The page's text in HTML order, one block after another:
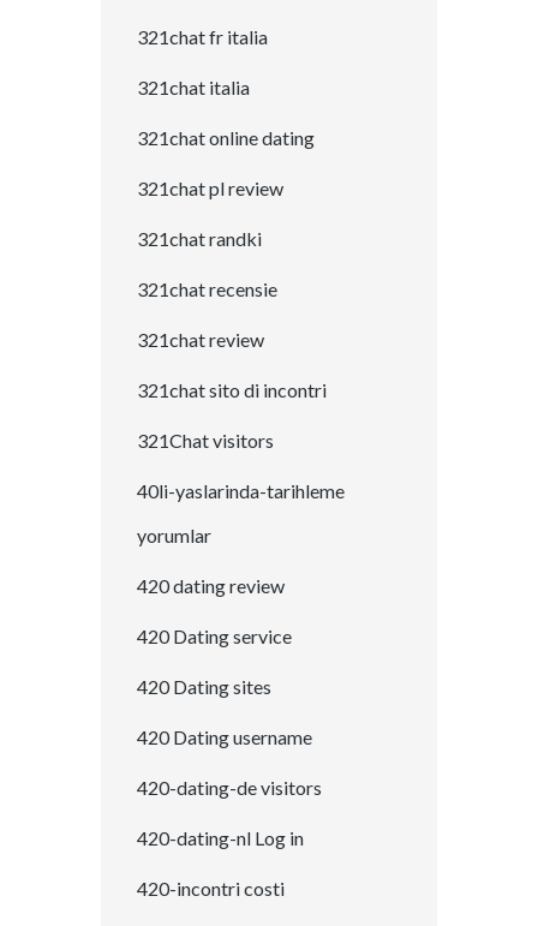
321chat fr italia
321chat italia
321chat online dating
321chat pl review
321chat randki
321chat recensie
321chat review
321chat sito di incontri
321Chat visitors
40li-yaslarinda-tarihleme
yorumlar
420 dating review
420 Dating service
420 Dating sites
420 Dating username
420-dating-de visitors
420-dating-nl Log in
420-incontri costi